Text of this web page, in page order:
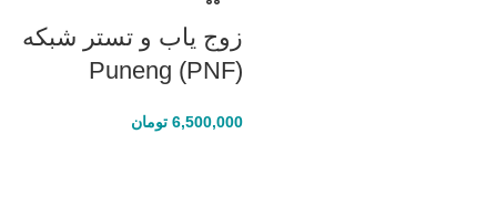
زوج یاب و تستر شبکه
Puneng (PNF)
6,500,000 تومان